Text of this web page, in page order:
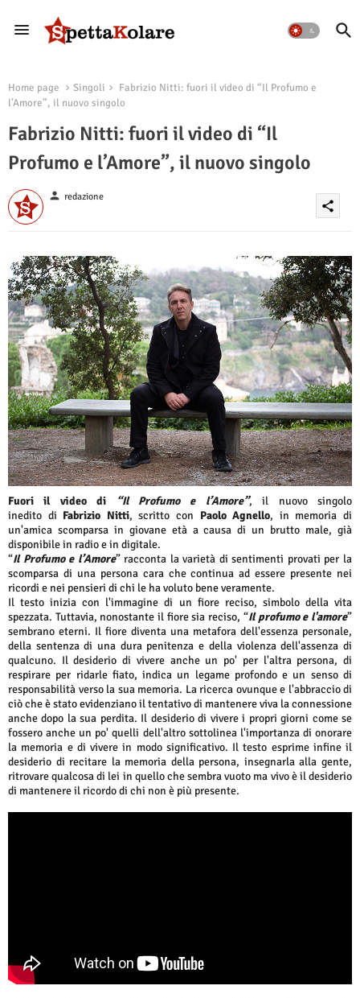
Home page Singoli
Fabrizio Nitti: fuori il video di “Il Profumo e
l’Amore”, il nuovo singolo
Fabrizio Nitti: fuori il video di “Il
Profumo e l’Amore”, il nuovo singolo
person redazione
share
Fuori il video di “Il Profumo e l’Amore”, il nuovo singolo
inedito di Fabrizio Nitti, scritto con Paolo Agnello, in memoria di
un'amica scomparsa in giovane età a causa di un brutto male, già
disponibile in radio e in digitale.
“Il Profumo e l’Amore” racconta la varietà di sentimenti provati per la
scomparsa di una persona cara che continua ad essere presente nei
ricordi e nei pensieri di chi le ha voluto bene veramente.
Il testo inizia con l'immagine di un fiore reciso, simbolo della vita
spezzata. Tuttavia, nonostante il fiore sia reciso, “Il profumo e l'amore”
sembrano eterni. Il fiore diventa una metafora dell'essenza personale,
della sentenza di una dura penitenza e della violenza dell'assenza di
qualcuno. Il desiderio di vivere anche un po' per l'altra persona, di
respirare per ridarle fiato, indica un legame profondo e un senso di
responsabilità verso la sua memoria. La ricerca ovunque e l'abbraccio di
ciò che è stato evidenziano il tentativo di mantenere viva la connessione
anche dopo la sua perdita. Il desiderio di vivere i propri giorni come se
fossero anche un po' quelli dell'altro sottolinea l'importanza di onorare
la memoria e di vivere in modo significativo. Il testo esprime infine il
desiderio di recitare la memoria della persona, insegnarla alla gente,
ritrovare qualcosa di lei in quello che sembra vuoto ma vivo è il desiderio
di mantenere il ricordo di chi non è più presente.